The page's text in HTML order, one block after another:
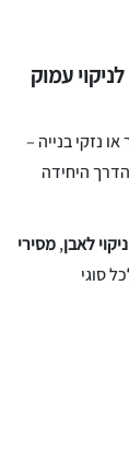
עמוק
בנייה –
היחידה
לאבן,מסירי